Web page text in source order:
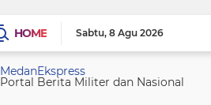
HOME
Sabtu 8 Agu 2026
MedanEkspress
Portal Berita Militer dan Nasional